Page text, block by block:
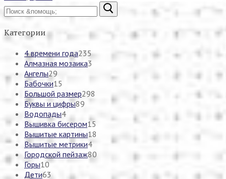
Найти:
Категории
4 времени года235
Алмазная мозаика3
Ангелы29
Бабочки15
Большой размер298
Буквы и цифры89
Водопады4
Вышивка бисером15
Вышитые картины18
Вышитые метрики4
Городской пейзаж80
Горы10
Дети63